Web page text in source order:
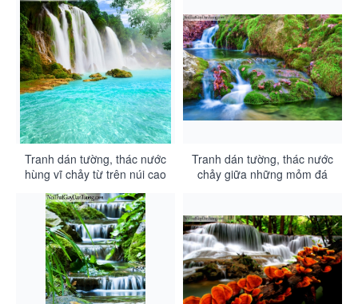
Tranh dán tường, thác nước
hùng vĩ chảy từ trên núi cao
DA3082
Tranh dán tường, thác nước
chảy giữa những mỏm đá